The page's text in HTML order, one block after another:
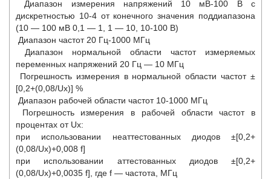
Диапазон измерения напряжений 10 мВ-100 В с
дискретностью 10-4 от конечного значения поддиапазона
(10 — 100 мВ 0,1 — 1, 1 — 10, 10-100 В)
Диапазон частот 20 Гц-1000 МГц
Диапазон нормальной области частот измеряемых
переменных напряжений 20 Гц — 10 МГц
Погрешность измерения в нормальной области частот ±
[0,2+(0,08/Ux)] %
Диапазон рабочей области частот 10-1000 МГц
Погрешность измерения в рабочей области частот в
процентах от Uх:
при использовании неаттестованных диодов ±[0,2+
(0,08/Ux)+0,008 f]
при использовании аттестованных диодов ±[0,2+
(0,08/Ux)+0,0035 f], где f — частота, МГц